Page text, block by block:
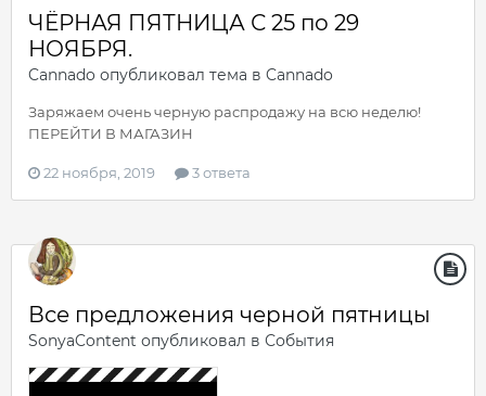
ЧЁРНАЯ ПЯТНИЦА С 25 по 29
НОЯБРЯ.
Cannado опубликовал тема в Cannado
Заряжаем очень черную распродажу на всю неделю!
ПЕРЕЙТИ В МАГАЗИН
22 ноября, 2019 3 ответа
Все предложения черной пятницы
SonyaContent опубликовал в События